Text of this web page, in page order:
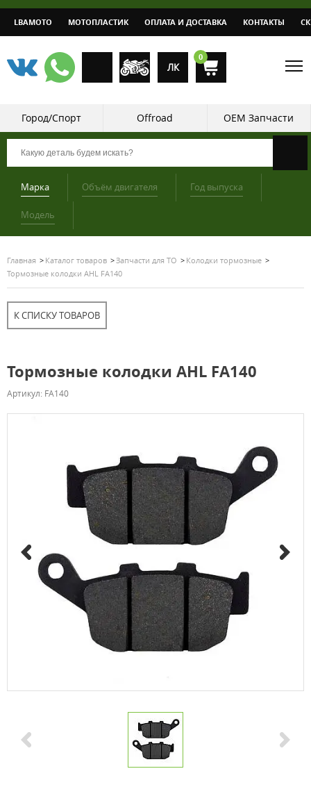
LBAMOTO МОТОПЛАСТИК ОПЛАТА И ДОСТАВКА КОНТАКТЫ
ЛК
0
Город/Спорт Offroad OEM Запчасти
Марка Объём двигателя Год выпуска
Модель
Главная Каталог товаров Запчасти для ТО
Колодки тормозные
Тормозные колодки AHL FA140
К СПИСКУ ТОВАРОВ
Тормозные колодки AHL FA140
Артикул: FA140